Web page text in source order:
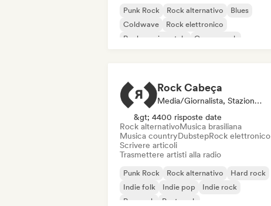
Punk Rock Rock alternativo
Blues
Coldwave
Rock elettronico
Rock sperimentale
Garage rock
Rock Cabeça
Media/Giornalista, Stazione Radio
&gt; 4400 risposte date
Rock alternativoMusica brasiliana
Musica countryDubstepRock elettronico
Scrivere articoli
Trasmettere artisti alla radio
Punk Rock Rock alternativo
Hard rock
Indie folk
Indie pop
Indie rock
Pop rock
Post punk